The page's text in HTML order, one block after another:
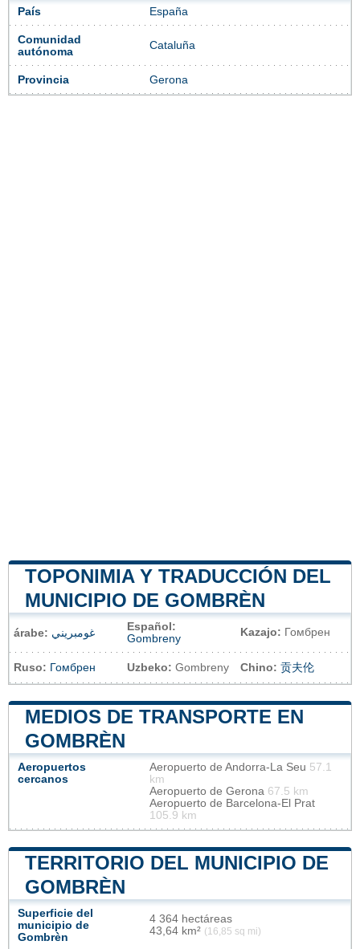
País España
Comunidad
autónoma
Cataluña
Provincia Gerona
TOPONIMIA Y TRADUCCIÓN DEL
MUNICIPIO DE GOMBRÈN
árabe: غومبريني
Español:
Gombreny
Kazajo: Гомбрен
Ruso: Гомбрен Uzbeko: Gombreny Chino: 贡夫伦
MEDIOS DE TRANSPORTE EN
GOMBRÈN
Aeropuertos
cercanos
Aeropuerto de Andorra-La Seu 57.1
km
Aeropuerto de Gerona 67.5 km
Aeropuerto de Barcelona-El Prat
105.9 km
TERRITORIO DEL MUNICIPIO DE
GOMBRÈN
Superficie del
municipio de
Gombrèn
4 364 hectáreas
43,64 km² (16,85 sq mi)